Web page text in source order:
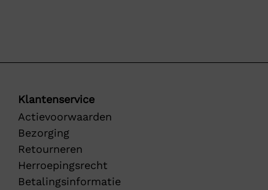
Klantenservice
Actievoorwaarden
Bezorging
Retourneren
Herroepingsrecht
Betalingsinformatie